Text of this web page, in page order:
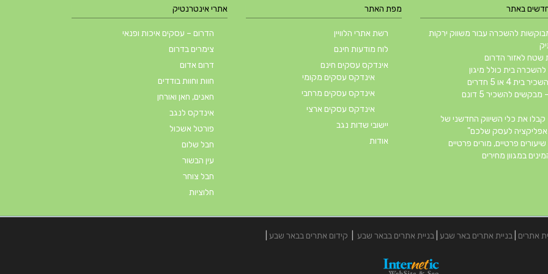
אתרי אינטרנטיק
הדרום – עסקים איכות ופנאי
צימרים בדרום
דרום אדום
חוות וחוות בודדים
חאנים, חאן ואורחן
אינדקס לנגב
פורטל אשכול
חבל שלום
עין הבשור
חבל צוחר
חלוציות
מפת האתר
רשת אתרי הלוויין
לוח מודעות חינם
אינדקס עסקים חינם
אינדקס עסקים מקומי
אינדקס עסקים מרחבי
אינדקס עסקים ארצי
יישובי שדות נגב
אודות
באתר
להשכרה עבור משווק ירקות
שטח לאזור הדרום
בית כולל מיגון
4 או 5 חדרים
מבקשים להשכיר 5 דונם
את כלי השיווק החדשני של
שיעורים פרטיים, מורים פרטיים
במגוון מחירים
אתרים בניית אתרים באר שבע בניית אתרים בבאר שבע קידום אתרים בבאר שבע